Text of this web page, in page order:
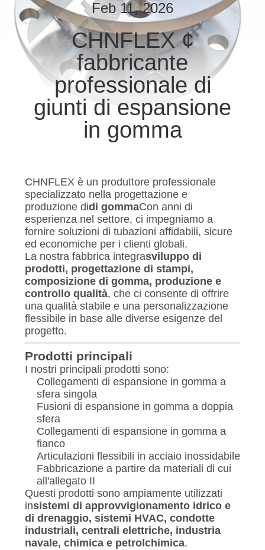
DELLA
FABBRICA
CONTROLLO
QUALITÀ
CONTATTICI
NOTIZIE
RICHIEDA
UNA
CITAZIONE
MAPPA
DEL
SITO
POLITICA
SULLA
PRIVACY
Feb 11, 2026
CHNFLEX ¢
fabbricante
professionale di
giunti di espansione
in gomma
CHNFLEX è un produttore professionale
specializzato nella progettazione e
produzione didi gommaCon anni di
esperienza nel settore, ci impegniamo a
fornire soluzioni di tubazioni affidabili, sicure
ed economiche per i clienti globali.
La nostra fabbrica integrasviluppo di
prodotti, progettazione di stampi,
composizione di gomma, produzione e
controllo qualità, che ci consente di offrire
una qualità stabile e una personalizzazione
flessibile in base alle diverse esigenze del
progetto.
Prodotti principali
I nostri principali prodotti sono:
Collegamenti di espansione in gomma a
sfera singola
Fusioni di espansione in gomma a doppia
sfera
Collegamenti di espansione in gomma a
fianco
Articulazioni flessibili in acciaio inossidabile
Fabbricazione a partire da materiali di cui
all'allegato II
Questi prodotti sono ampiamente utilizzati
insistemi di approvvigionamento idrico e
di drenaggio, sistemi HVAC, condotte
industriali, centrali elettriche, industria
navale, chimica e petrolchimica.